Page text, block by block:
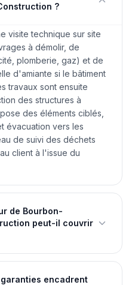
?
visite technique sur site
à démolir, de
plomberie, gaz) et de
d'amiante si le bâtiment
travaux sont ensuite
des structures à
des éléments ciblés,
évacuation vers les
de suivi des déchets
client à l'issue du
de Bourbon-
peut-il couvrir
encadrent